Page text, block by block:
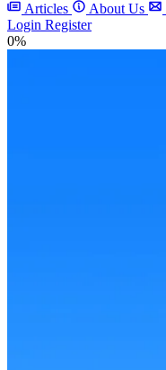
Articles
About Us
Login Register
0%